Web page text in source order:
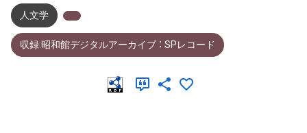
人文学
収録:昭和館デジタルアーカイブ ： SPレコード